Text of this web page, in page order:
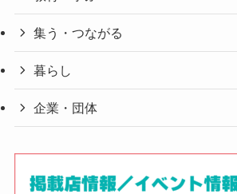
集う・つながる
暮らし
企業・団体